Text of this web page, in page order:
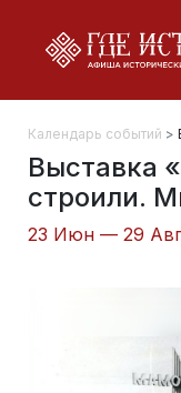
Календарь событий >
Выставка
строили.
23 Июн — 29 Авг